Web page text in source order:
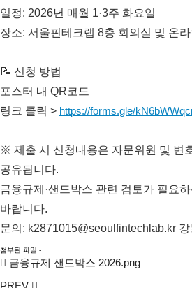
일정: 2026년 매월 1·3주 화요일
장소: 서울핀테크랩 8층 회의실 및 온라
📝 신청 방법
포스터 내 QR코드
링크 클릭 > https://forms.gle/
※ 제출 시 신청내용은 자문위원 및 변
공유됩니다.
금융규제·샌드박스 관련 검토가 필요
바랍니다.
문의: k2871015@seoulfintechlab.kr 강
첨부된 파일 -
금융규제 샌드박스 2026.png
PREV